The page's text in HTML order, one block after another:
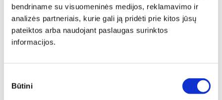
bendriname su visuomeninės medijos, reklamavimo ir
analizės partneriais, kurie gali ją pridėti prie kitos jūsų
pateiktos arba naudojant paslaugas surinktos
informacijos.
pasirinkimas
Būtini
Peržiūrėti Peržiūrėti